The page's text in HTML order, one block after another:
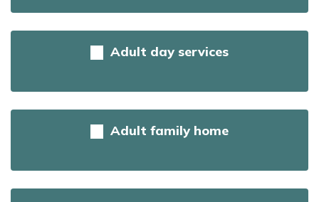
Adult day services
Adult family home